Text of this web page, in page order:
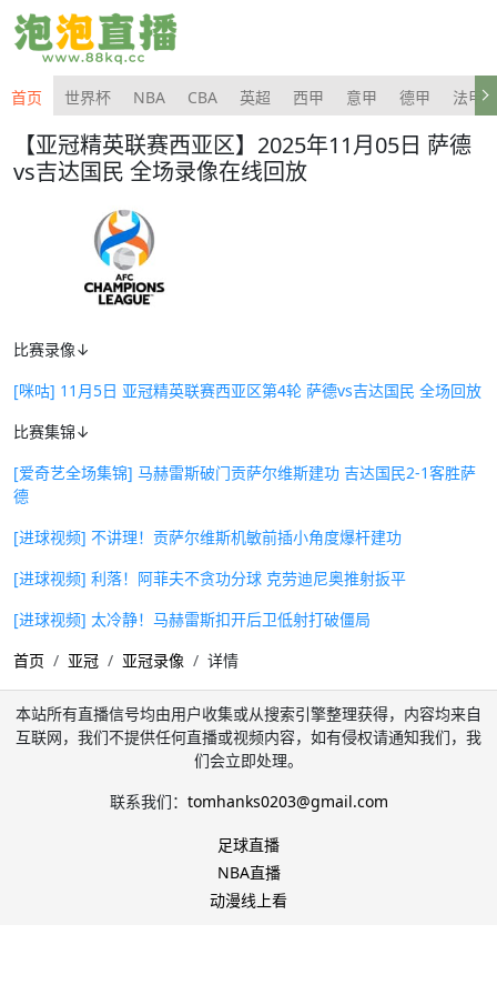
首页 世界杯 NBA CBA 英超 西甲 意甲 德甲 法甲
【亚冠精英联赛西亚区】2025年11月05日 萨德
vs吉达国民 全场录像在线回放
比赛录像↓
[咪咕] 11月5日 亚冠精英联赛西亚区第4轮 萨德vs吉达国民 全场回放
比赛集锦↓
[爱奇艺全场集锦] 马赫雷斯破门贡萨尔维斯建功 吉达国民2-1客胜萨
德
[进球视频] 不讲理！贡萨尔维斯机敏前插小角度爆杆建功
[进球视频] 利落！阿菲夫不贪功分球 克劳迪尼奥推射扳平
[进球视频] 太冷静！马赫雷斯扣开后卫低射打破僵局
首页
亚冠 亚冠录像 详情
本站所有直播信号均由用户收集或从搜索引擎整理获得，内容均来自
互联网，我们不提供任何直播或视频内容，如有侵权请通知我们，我
们会立即处理。
联系我们： tomhanks0203@gmail.com
足球直播
NBA直播
动漫线上看